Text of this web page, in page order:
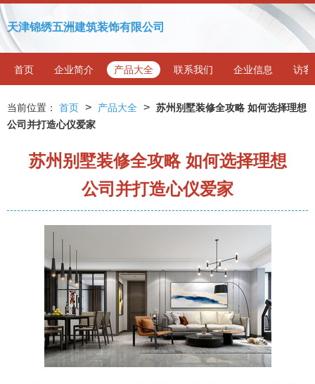
天津锦绣五洲建筑装饰有限公司
首页 企业简介 产品大全 联系我们 企业信息 访客
当前位置： 首页 > 产品大全 > 苏州别墅装修全攻略 如何选择理想
公司并打造心仪爱家
苏州别墅装修全攻略 如何选择理想
公司并打造心仪爱家